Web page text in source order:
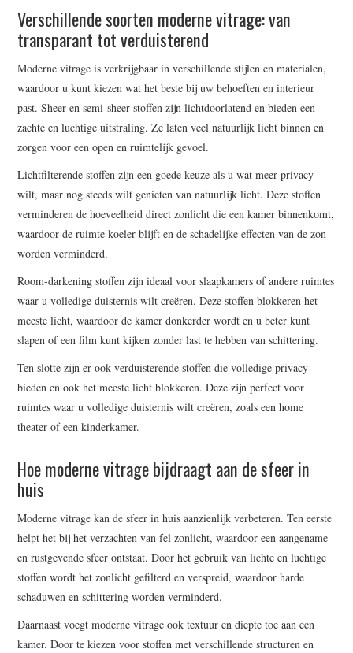
Verschillende soorten moderne vitrage: van
transparant tot verduisterend
Moderne vitrage is verkrijgbaar in verschillende stijlen en materialen,
waardoor u kunt kiezen wat het beste bij uw behoeften en interieur
past. Sheer en semi-sheer stoffen zijn lichtdoorlatend en bieden een
zachte en luchtige uitstraling. Ze laten veel natuurlijk licht binnen en
zorgen voor een open en ruimtelijk gevoel.
Lichtfilterende stoffen zijn een goede keuze als u wat meer privacy
wilt, maar nog steeds wilt genieten van natuurlijk licht. Deze stoffen
verminderen de hoeveelheid direct zonlicht die een kamer binnenkomt,
waardoor de ruimte koeler blijft en de schadelijke effecten van de zon
worden verminderd.
Room-darkening stoffen zijn ideaal voor slaapkamers of andere ruimtes
waar u volledige duisternis wilt creëren. Deze stoffen blokkeren het
meeste licht, waardoor de kamer donkerder wordt en u beter kunt
slapen of een film kunt kijken zonder last te hebben van schittering.
Ten slotte zijn er ook verduisterende stoffen die volledige privacy
bieden en ook het meeste licht blokkeren. Deze zijn perfect voor
ruimtes waar u volledige duisternis wilt creëren, zoals een home
theater of een kinderkamer.
Hoe moderne vitrage bijdraagt aan de sfeer in
huis
Moderne vitrage kan de sfeer in huis aanzienlijk verbeteren. Ten eerste
helpt het bij het verzachten van fel zonlicht, waardoor een aangename
en rustgevende sfeer ontstaat. Door het gebruik van lichte en luchtige
stoffen wordt het zonlicht gefilterd en verspreid, waardoor harde
schaduwen en schittering worden verminderd.
Daarnaast voegt moderne vitrage ook textuur en diepte toe aan een
kamer. Door te kiezen voor stoffen met verschillende structuren en